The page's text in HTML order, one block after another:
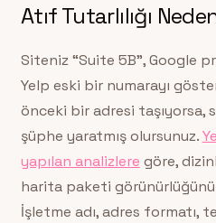
Atıf Tutarlılığı
Siteniz “Suite 5B”, Google
Yelp eski bir numarayı
önceki bir adresi taşıyorsa,
şüphe yaratmış olursunuz.
yapılan analizlere göre,
harita paketi görünürlüğünü
İşletme adı, adres formatı,